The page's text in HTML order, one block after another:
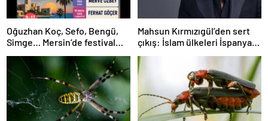
Oğuzhan Koç, Sefo, Bengü,
Simge… Mersin’de festival
heyecanı başlıyor
Mahsun Kırmızıgül’den sert
çıkış: İslam ülkeleri İspanya
kadar cesur olamadı